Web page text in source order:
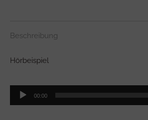
Beschreibung
Hörbeispiel
Audio-
Player
00:00